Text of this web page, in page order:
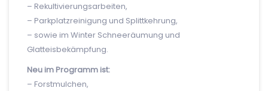
– Rekultivierungsarbeiten,
– Parkplatzreinigung und Splittkehrung,
– sowie im Winter Schneeräumung und
Glatteisbekämpfung.
Neu im Programm ist:
– Forstmulchen,